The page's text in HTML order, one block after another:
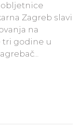
obljetnice
Zagreb slavi
na
tri godine u